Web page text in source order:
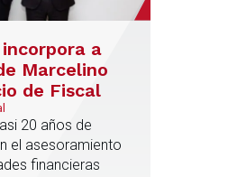
a
Marcelino
de Fiscal
20 años de
el asesoramiento
financieras